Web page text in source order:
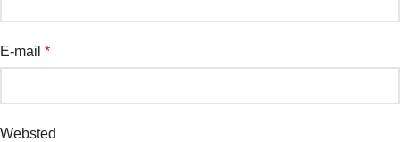
E-mail *
Websted